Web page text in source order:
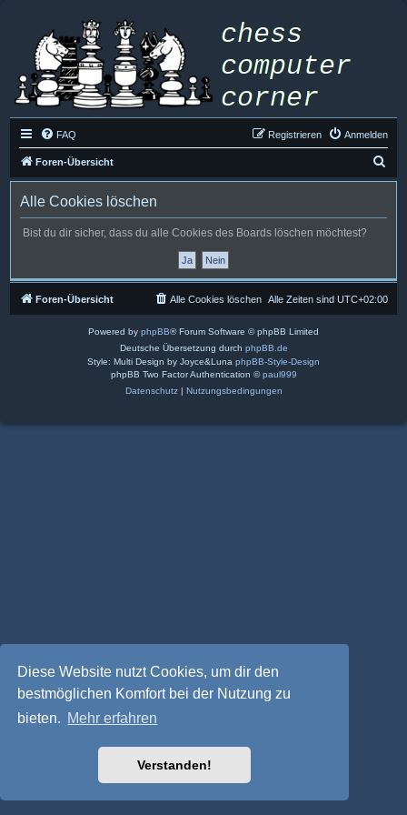
Diese Website nutzt Cookies, um dir den
bestmöglichen Komfort bei der Nutzung zu
bieten. Mehr erfahren
Verstanden!
FAQ Anmelden
Registrieren
Foren-Übersicht
u
Alle Cookies löschen
Bist du dir sicher, dass du alle Cookies des Boards löschen möchtest?
Foren-Übersicht Alle Zeiten sind UTC+02:00
Alle Cookies löschen
Powered by phpBB® Forum Software © phpBB Limited
Deutsche Übersetzung durch phpBB.de
Style: Multi Design by Joyce&Luna phpBB-Style-Design
phpBB Two Factor Authentication ©paul999
Datenschutz| Nutzungsbedingungen